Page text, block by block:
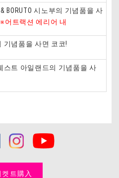
& BORUTO 시노부의 기념품을 사
※어트랙션 에리어 내
기념품을 사면 코코!
스트 아일랜드의 기념품을 사
켓트購入